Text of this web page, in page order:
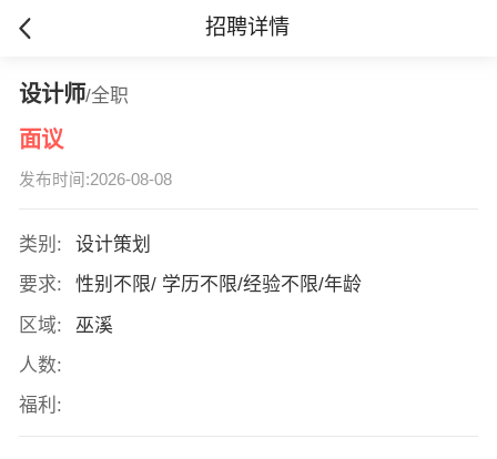
招聘详情
设计师/全职
面议
发布时间:2026-08-08
类别:
设计策划
要求:
性别不限/ 学历不限/经验不限/年龄
区域:
巫溪
人数:
福利: